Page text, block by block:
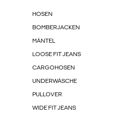
HOSEN
BOMBERJACKEN
MÄNTEL
LOOSE FIT JEANS
CARGOHOSEN
UNDERWÄSCHE
PULLOVER
WIDE FIT JEANS